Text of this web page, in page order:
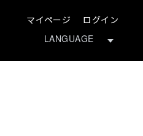
マイページ ログイン